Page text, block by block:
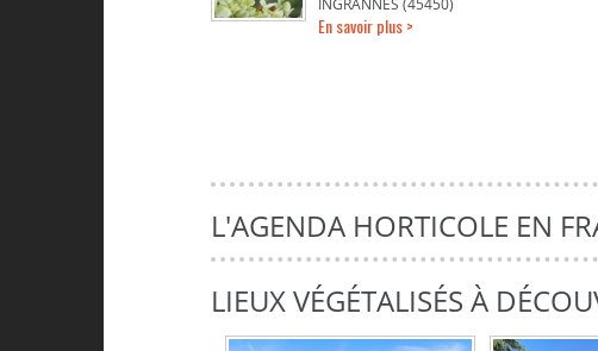
INGRANNES (45450)
En savoir plus >
L'AGENDA HORTICOLE EN
LIEUX VÉGÉTALISÉS À